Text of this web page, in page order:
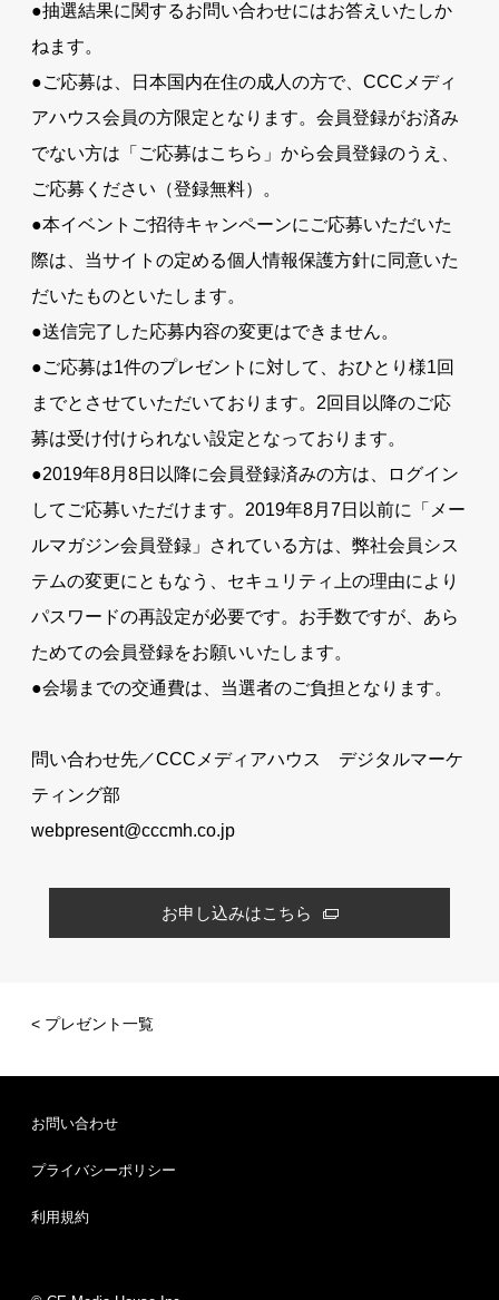
●抽選結果に関するお問い合わせにはお答えいたしか
ねます。
●ご応募は、日本国内在住の成人の方で、CCCメディ
アハウス会員の方限定となります。会員登録がお済み
でない方は「ご応募はこちら」から会員登録のうえ、
ご応募ください（登録無料）。
●本イベントご招待キャンペーンにご応募いただいた
際は、当サイトの定める個人情報保護方針に同意いた
だいたものといたします。
●送信完了した応募内容の変更はできません。
●ご応募は1件のプレゼントに対して、おひとり様1回
までとさせていただいております。2回目以降のご応
募は受け付けられない設定となっております。
●2019年8月8日以降に会員登録済みの方は、ログイン
してご応募いただけます。2019年8月7日以前に「メー
ルマガジン会員登録」されている方は、弊社会員シス
テムの変更にともなう、セキュリティ上の理由により
パスワードの再設定が必要です。お手数ですが、あら
ためての会員登録をお願いいたします。
●会場までの交通費は、当選者のご負担となります。
問い合わせ先／CCCメディアハウス デジタルマーケ
ティング部
webpresent@cccmh.co.jp
お申し込みはこちら
< プレゼント一覧
お問い合わせ
プライバシーポリシー
利用規約